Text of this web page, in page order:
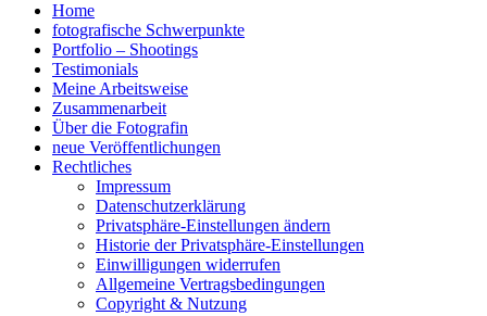
Home
fotografische Schwerpunkte
Portfolio – Shootings
Testimonials
Meine Arbeitsweise
Zusammenarbeit
Über die Fotografin
neue Veröffentlichungen
Rechtliches
Impressum
Datenschutzerklärung
Privatsphäre-Einstellungen ändern
Historie der Privatsphäre-Einstellungen
Einwilligungen widerrufen
Allgemeine Vertragsbedingungen
Copyright & Nutzung